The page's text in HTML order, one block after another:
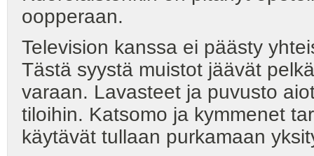
oopperaan.
Television kanssa ei päästy
Tästä syystä muistot jäävät
varaan. Lavasteet ja puvusto
tiloihin. Katsomo ja kymmenet
käytävät tullaan purkamaan